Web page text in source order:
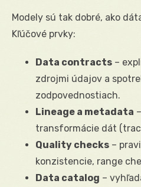
Modely sú tak dobré, ako
Kľúčové prvky:
Data contracts –
zdrojmi údajov a
zodpovednostiach.
Lineage a metadata
transformácie dát
Quality checks –
konzistencie, range
Data catalog –